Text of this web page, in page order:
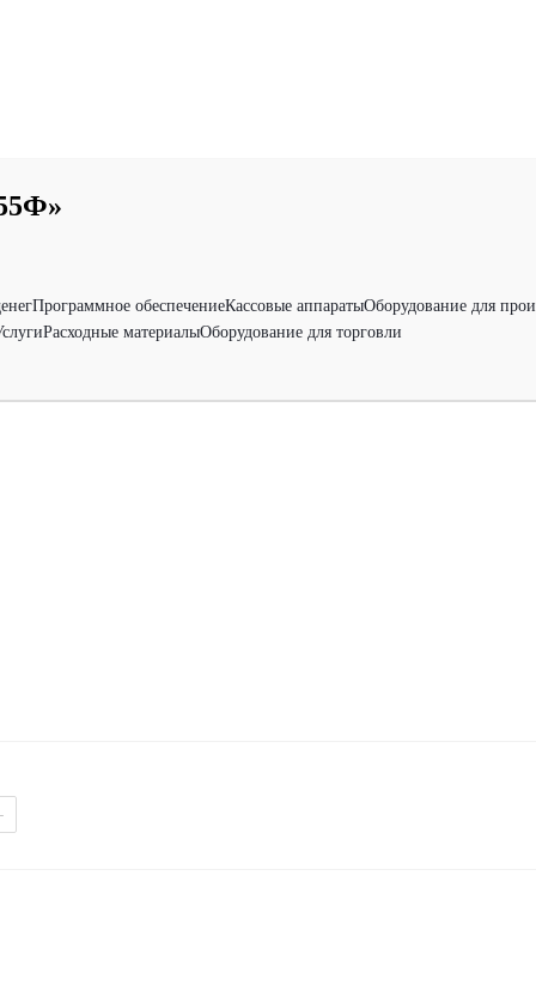
Программное обеспечениеКассовые аппаратыОборудование для
Расходные материалыОборудование для торговли
-